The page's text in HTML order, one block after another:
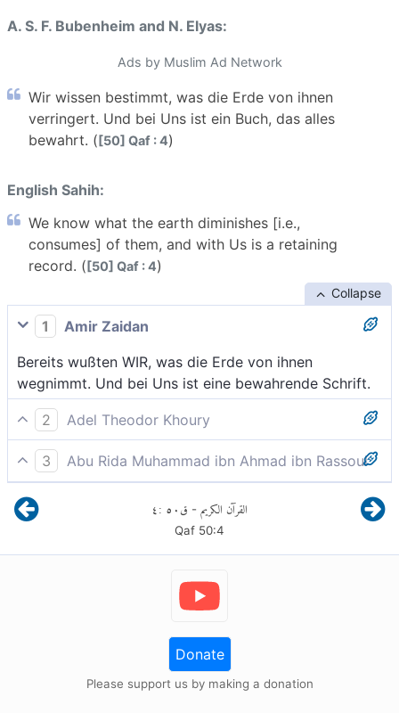
A. S. F. Bubenheim and N. Elyas:
Ads by Muslim Ad Network
Wir wissen bestimmt, was die Erde von ihnen
verringert. Und bei Uns ist ein Buch, das alles
bewahrt. ([50] Qaf : 4)
English Sahih:
We know what the earth diminishes [i.e.,
consumes] of them, and with Us is a retaining
record. ([50] Qaf : 4)
Collapse
1
Amir Zaidan
Bereits wußten WIR, was die Erde von ihnen
wegnimmt. Und bei Uns ist eine bewahrende Schrift.
2
Adel Theodor Khoury
Wir wissen wohl, was die Erde von ihnen aufzehrt.
Und bei Uns ist ein Buch, das alles aufbewahrt.
3
Abu Rida Muhammad ibn Ahmad ibn Rassoul
Wir wissen wohl, was die Erde von ihnen wegnimmt,
und bei Uns ist ein Buch, das alles aufzeichnet.
القرآن الكريم - ق٥٠:٤
Qaf50:4
Donate
Please support us by making a donation